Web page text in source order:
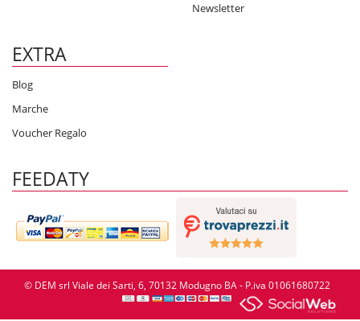
Newsletter
EXTRA
Blog
Marche
Voucher Regalo
FEEDATY
© DEM srl Viale dei Sarti, 6, 70132 Modugno BA - P.iva 01061680722